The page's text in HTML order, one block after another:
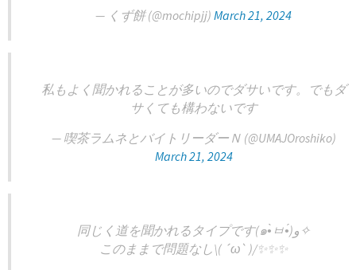
— くず餅 (@mochipjj) March 21, 2024
私もよく聞かれることが多いのでダサいです。でもダ
サくても構わないです
— 喫茶ラムネとバイトリーダーＮ (@UMAJOroshiko)
March 21, 2024
同じく道を聞かれるタイプです(๑•̀ㅂ•́)و✧
このままで問題なし\( ´ω` )/✨✨✨